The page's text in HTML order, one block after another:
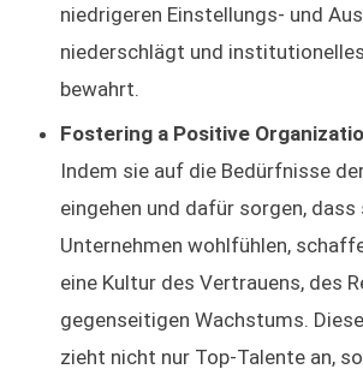
niedrigeren Einstellungs- und
niederschlägt und
bewahrt.
Fostering a Positive
Indem sie auf die Bedürfnisse
eingehen und dafür sorgen, dass
Unternehmen wohlfühlen,
eine Kultur des Vertrauens, des
gegenseitigen Wachstums.
zieht nicht nur Top-Talente an,